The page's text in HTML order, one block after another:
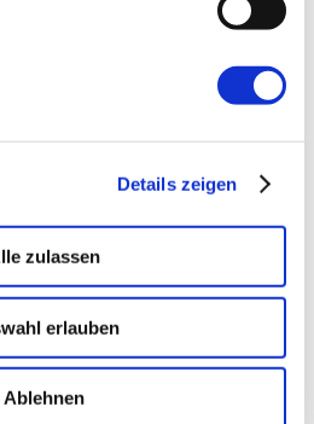
Details zeigen
zulassen
erlauben
Ablehnen